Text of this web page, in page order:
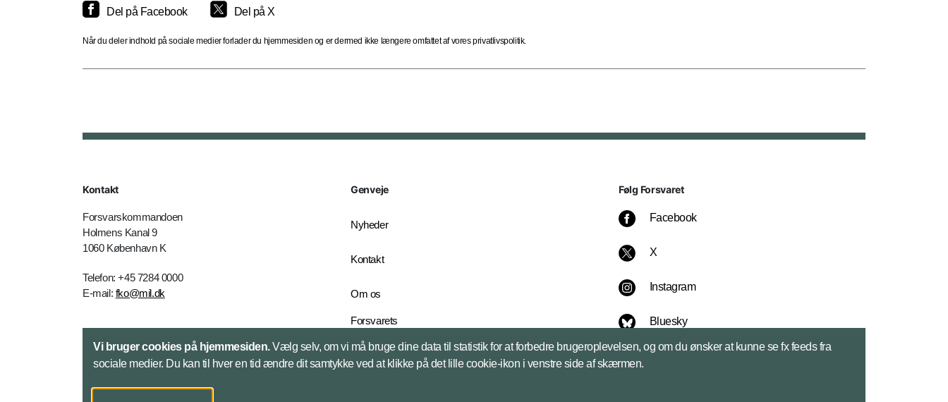
Del på Facebook Del på X
Når du deler indhold på sociale medier forlader du hjemmesiden og er dermed ikke længere omfattet af vores privatlivspolitik.
Kontakt
Forsvarskommandoen
Holmens Kanal 9
1060 København K
Telefon: +45 7284 0000
E-mail: fko@mil.dk
Kontakt
Genveje
Nyheder
Kontakt
Om os
Forsvarets
English Edition
Følg Forsvaret
Facebook
X
Instagram
Bluesky
LinkedIn
Vi bruger cookies på hjemmesiden.Vælg selv, om vi må bruge dine data til statistik for at forbedre brugeroplevelsen, og om du ønsker at kunne se fx feeds fra
sociale medier. Du kan til hver en tid ændre dit samtykke ved at klikke på det lille cookie-ikon i venstre side af skærmen.